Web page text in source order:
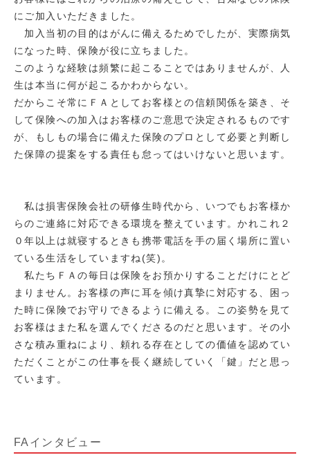
にご加入いただきました。
加入当初の目的はがんに備えるためでしたが、実際病気
になった時、保険が役に立ちました。
このような経験は頻繁に起こることではありませんが、人
生は本当に何が起こるかわからない。
だからこそ常にＦＡとしてお客様との信頼関係を築き、そ
して保険への加入はお客様のご意思で決定されるものです
が、もしもの場合に備えた保険のプロとして必要と判断し
た保障の提案をする責任も怠ってはいけないと思います。
私は損害保険会社の研修生時代から、いつでもお客様か
らのご連絡に対応できる環境を整えています。かれこれ２
０年以上は就寝するときも携帯電話を手の届く場所に置い
ている生活をしていますね(笑)。
私たちＦＡの毎日は保険をお預かりすることだけにとど
まりません。お客様の声に耳を傾け真摯に対応する、困っ
た時に保険でお守りできるように備える。この姿勢を見て
お客様はまた私を選んでくださるのだと思います。その小
さな積み重ねにより、頼れる存在としての価値を認めてい
ただくことがこの仕事を長く継続していく「鍵」だと思っ
ています。
FAインタビュー